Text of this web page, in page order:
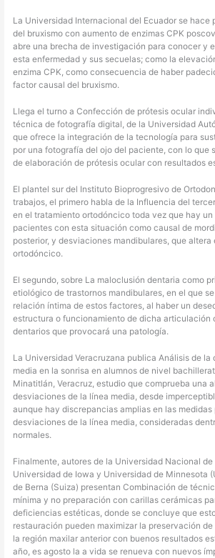
La Universidad Internacional del Ecuador se hace
del bruxismo con aumento de enzimas CPK
abre una brecha de investigación para conocer y
esta enfermedad y sus secuelas; como la
enzima CPK, como consecuencia de haber
factor causal del bruxismo.
Llega el turno a Confección de prótesis ocular
técnica de fotografía digital, de la Universidad
que ofrece la integración de la tecnología para
por una fotografía del ojo del paciente, con lo que
de elaboración de prótesis ocular con resultados
El plantel sur del Instituto Bioprogresivo de
trabajos, el primero habla de la Influencia del
en el tratamiento ortodóncico toda vez que hay
pacientes con esta situación como causal de
posterior, y desviaciones mandibulares, que
ortodóncico.
El segundo, sobre La maloclusión dentaria como
etiológico de trastornos mandibulares, en el que
relación íntima de estos factores, al haber un
estructura o funcionamiento de dicha articulación
dentarios que provocará una patología.
La Universidad Veracruzana publica Análisis de la
media en la sonrisa en alumnos de nivel
Minatitlán, Veracruz, estudio que comprueba una
desviaciones de la línea media, desde
aunque hay discrepancias amplias en las
desviaciones de la línea media, consideradas
normales.
Finalmente, autores de la Universidad Nacional de
Universidad de Iowa y Universidad de Minnesota
de Berna (Suiza) presentan Combinación de
mínima y no preparación con carillas cerámicas
deficiencias estéticas, donde se concluye que
restauración pueden maximizar la preservación
la región maxilar anterior con buenos resultados
año, es agosto la a vida se renueva con nuevos